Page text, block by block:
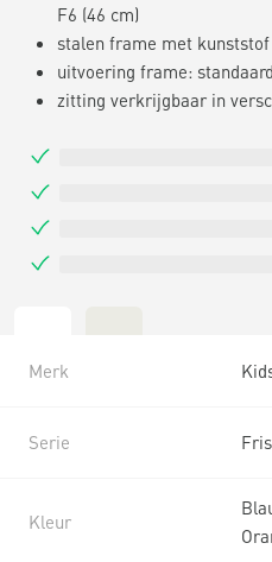
F6 (46 cm)
stalen frame met
uitvoering frame:
zitting verkrijgbaar in
Merk
Serie
Kleur